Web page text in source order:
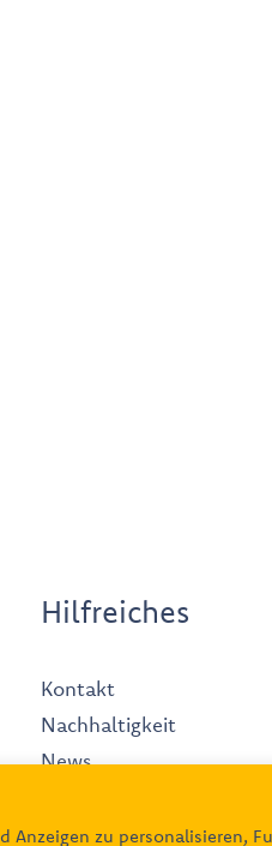
Hilfreiches
Kontakt
Nachhaltigkeit
News
Datenschutz
Anzeigen zu personalisieren,